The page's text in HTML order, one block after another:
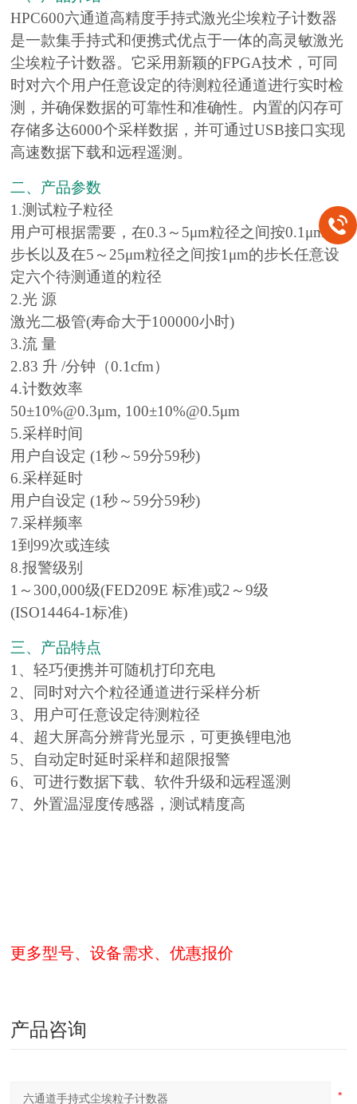
HPC600六通道高精度手持式激光尘埃粒子计数器
是一款集手持式和便携式优点于一体的高灵敏激光
尘埃粒子计数器。它采用新颖的FPGA技术，可同
时对六个用户任意设定的待测粒径通道进行实时检
测，并确保数据的可靠性和准确性。内置的闪存可
存储多达6000个采样数据，并可通过USB接口实现
高速数据下载和远程遥测。
二、产品参数
1.测试粒子粒径
用户可根据需要，在0.3～5μm粒径之间按0.1μm的
步长以及在5～25μm粒径之间按1μm的步长任意设
定六个待测通道的粒径
2.光 源
激光二极管(寿命大于100000小时)
3.流 量
2.83 升 /分钟（0.1cfm）
4.计数效率
50±10%@0.3μm, 100±10%@0.5μm
5.采样时间
用户自设定 (1秒～59分59秒)
6.采样延时
用户自设定 (1秒～59分59秒)
7.采样频率
1到99次或连续
8.报警级别
1～300,000级(FED209E 标准)或2～9级
(ISO14464-1标准)
三、产品特点
1、轻巧便携并可随机打印充电
2、同时对六个粒径通道进行采样分析
3、用户可任意设定待测粒径
4、超大屏高分辨背光显示，可更换锂电池
5、自动定时延时采样和超限报警
6、可进行数据下载、软件升级和远程遥测
7、外置温湿度传感器，测试精度高
更多型号、设备需求、优惠报价
产品咨询